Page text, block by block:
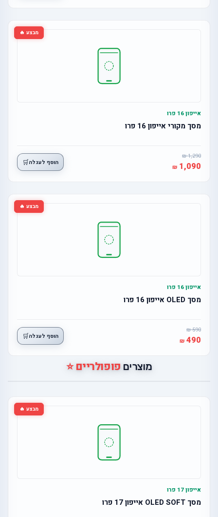
מבצע 🔥
אייפון 16 פרו
מסך מקורי אייפון 16 פרו
1,290
1,090 הוסף לעגלה🛒
מבצע 🔥
אייפון 16 פרו
מסך OLED אייפון 16 פרו
590
490 הוסף לעגלה🛒
מוצרים פופולריים ⭐
מבצע 🔥
אייפון 17 פרו
מסך OLED SOFT אייפון 17 פרו